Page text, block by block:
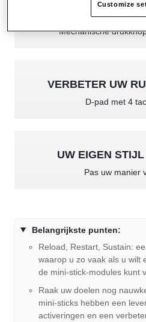
SUPER SNEL
Mechanische
VERBETER UW
D-pad met 4
UW EIGEN
Pas uw manier
Belangrijkste punten:
Reload, Restart, Sustain:
waarop u zo vaak als u wilt
de mini-stick-modules kunt
Raak uw doelen nog
mini-sticks hebben een
activeringen en een
Customize